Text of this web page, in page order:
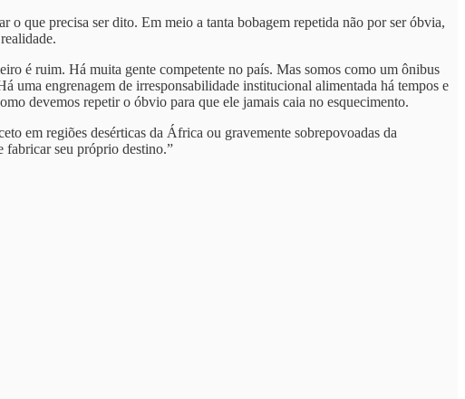
que precisa ser dito. Em meio a tanta bobagem repetida não por ser óbvia,
é ruim. Há muita gente competente no país. Mas somos como um ônibus
uma engrenagem de irresponsabilidade institucional alimentada há tempos e
devemos repetir o óbvio para que ele jamais caia no esquecimento.
em regiões desérticas da África ou gravemente sobrepovoadas da
fabricar seu próprio destino.”